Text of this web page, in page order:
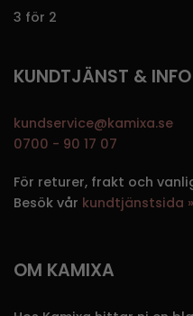
3 för 2
KUNDTJÄNST & INFO
kundservice@kamixa.se
0700 - 90 17 07
För returer, frakt och
Besök vår kundtjänstsida »
OM KAMIXA